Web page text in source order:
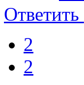
Ответить
2
2